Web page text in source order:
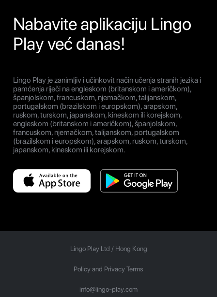
Nabavite aplikaciju Lingo
Play već danas!
Lingo Play je zanimljiv i učinkovit način učenja stranih jezika i
pamćenja riječi na engleskom (britanskom i američkom),
španjolskom, francuskom, njemačkom, talijanskom,
portugalskom (brazilskom i europskom), arapskom,
ruskom, turskom, japanskom, kineskom ili korejskom,
engleskom (britanskom i američkom), španjolskom,
francuskom, njemačkom, talijanskom, portugalskom
(brazilskom i europskom), arapskom, ruskom, turskom,
japanskom, kineskom ili korejskom.
Lingo Play Ltd / Hong Kong
Policy and Privacy Terms
info@lingo-play.com